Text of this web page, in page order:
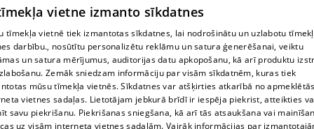
vietne izmanto sīkdatnes
tīmekļa vietnē tiek izmantotas sīkdatnes, lai nodrošinātu un uzlabotu
darbību., nosūtītu personalizētu reklāmu un satura ģenerēšanai, veiktu
un satura mērījumus, auditorijas datu apkopošanu, kā arī produktu
Zemāk sniedzam informāciju par visām sīkdatnēm, kuras tiek
mūsu tīmekļa vietnēs. Sīkdatnes var atšķirties atkarībā no
vietnes sadaļas. Lietotājam jebkurā brīdī ir iespēja piekrist, atteikties
savu piekrišanu. Piekrišanas sniegšana, kā arī tās atsaukšana vai
uz visām interneta vietnes sadaļām. Vairāk informācijas par